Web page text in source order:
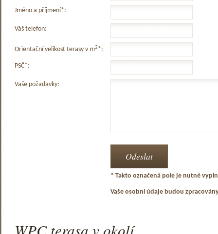
Jméno a příjmení*:
Váš telefon:
Orientační velikost terasy v m2*:
PSČ*:
Vaše požadavky:
* Takto označená pole je nutné
Vaše osobní údaje budou
WPC terasa v okolí